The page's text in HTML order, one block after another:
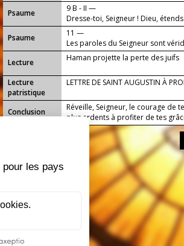
Psaume
9 B - II —
Dresse-toi, Seigneur ! Dieu,
Psaume
11 —
Les paroles du Seigneur sont
Lecture
Haman projette la perte des juifs
Lecture
patristique
LETTRE DE SAINT AUGUSTIN À
Conclusion
Réveille, Seigneur, le courage de
plus ardents à profiter de tes